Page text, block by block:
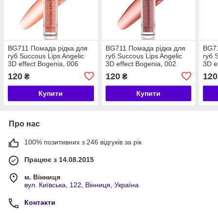
BG711 Помада рідка для
губ Succous Lips Angelic
3D effect Bogenia, 006
120 ₴
Купити
BG711 Помада рідка для
губ Succous Lips Angelic
3D effect Bogenia, 002
120₴
Купити
губ
3D
120
Про нас
100% позитивних з 246 відгуків за рік
Працює з 14.08.2015
м. Вінниця
вул. Київська, 122, Вінниця, Україна
Контакти